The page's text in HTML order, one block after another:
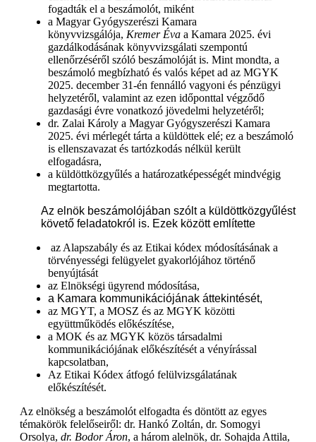
fogadták el a beszámolót, miként
a Magyar Gyógyszerészi Kamara
könyvvizsgálója, Kremer Éva a Kamara 2025. évi
gazdálkodásának könyvvizsgálati szempontú
ellenőrzéséről szóló beszámolóját is. Mint mondta, a
beszámoló megbízható és valós képet ad az MGYK
2025. december 31-én fennálló vagyoni és pénzügyi
helyzetéről, valamint az ezen időponttal végződő
gazdasági évre vonatkozó jövedelmi helyzetéről;
dr. Zalai Károly a Magyar Gyógyszerészi Kamara
2025. évi mérlegét tárta a küldöttek elé; ez a beszámoló
is ellenszavazat és tartózkodás nélkül került
elfogadásra,
a küldöttközgyűlés a határozatképességét mindvégig
megtartotta.
Az elnök beszámolójában szólt a küldöttközgyűlést
követő feladatokról is. Ezek között említette
az Alapszabály és az Etikai kódex módosításának a
törvényességi felügyelet gyakorlójához történő
benyújtását
az Elnökségi ügyrend módosítása,
a Kamara kommunikációjának áttekintését,
az MGYT, a MOSZ és az MGYK közötti
együttműködés előkészítése,
a MOK és az MGYK közös társadalmi
kommunikációjának előkészítését a vényírással
kapcsolatban,
Az Etikai Kódex átfogó felülvizsgálatának
előkészítését.
Az elnökség a beszámolót elfogadta és döntött az egyes
témakörök felelőseiről: dr. Hankó Zoltán, dr. Somogyi
Orsolya, dr. Bodor Áron, a három alelnök, dr. Sohajda Attila,